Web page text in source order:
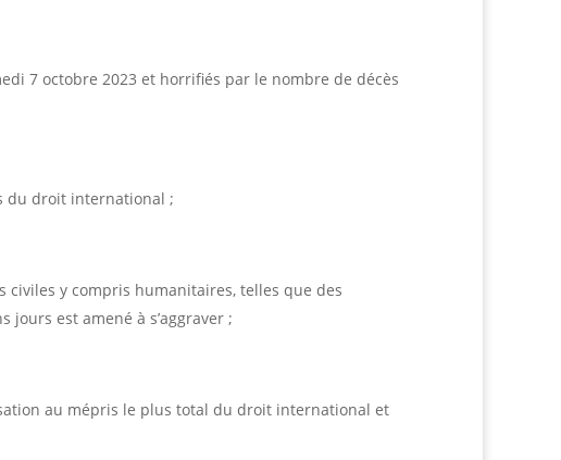
7 octobre 2023 et horrifiés par le nombre de décès
du droit international ;
civiles y compris humanitaires, telles que des
est amené à s’aggraver ;
au mépris le plus total du droit international et